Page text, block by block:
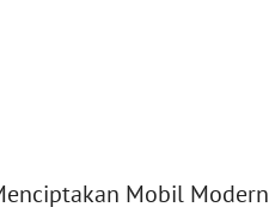
Mobil Modern